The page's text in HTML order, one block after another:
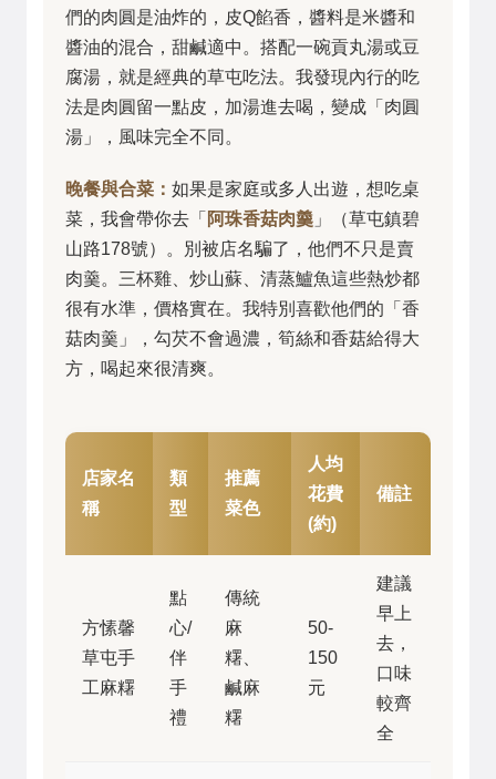
們的肉圓是油炸的，皮Q餡香，醬料是米醬和
醬油的混合，甜鹹適中。搭配一碗貢丸湯或豆
腐湯，就是經典的草屯吃法。我發現內行的吃
法是肉圓留一點皮，加湯進去喝，變成「肉圓
湯」，風味完全不同。
晚餐與合菜： 如果是家庭或多人出遊，想吃桌
菜，我會帶你去「 阿珠香菇肉羹 」（草屯鎮碧
山路178號）。別被店名騙了，他們不只是賣
肉羹。三杯雞、炒山蘇、清蒸鱸魚這些熱炒都
很有水準，價格實在。我特別喜歡他們的「香
菇肉羹」，勾芡不會過濃，筍絲和香菇給得大
方，喝起來很清爽。
店家名
稱
類
型
推薦
菜色
人均
花費
(約)
備註
方愫馨
草屯手
工麻糬
點
心/
伴
手
禮
傳統
麻
糬、
鹹麻
糬
50-
150
元
建議
早上
去，
口味
較齊
全